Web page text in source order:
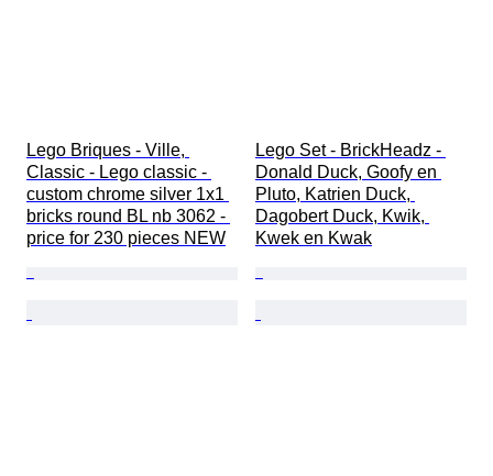
Lego Briques - Ville,
Classic - Lego classic -
custom chrome silver 1x1
bricks round BL nb 3062 -
price for 230 pieces NEW
Lego Set - BrickHeadz -
Donald Duck, Goofy en
Pluto, Katrien Duck,
Dagobert Duck, Kwik,
Kwek en Kwak